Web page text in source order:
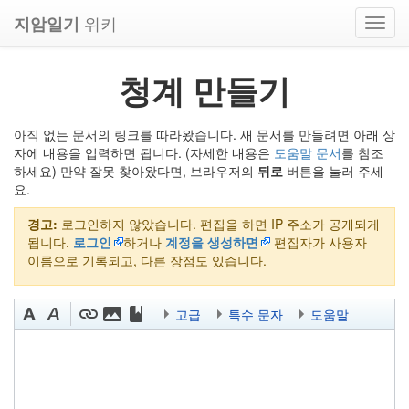
지암일기 위키
청계 만들기
아직 없는 문서의 링크를 따라왔습니다. 새 문서를 만들려면 아래 상
자에 내용을 입력하면 됩니다. (자세한 내용은 도움말 문서를 참조
하세요) 만약 잘못 찾아왔다면, 브라우저의 뒤로 버튼을 눌러 주세
요.
경고: 로그인하지 않았습니다. 편집을 하면 IP 주소가 공개되게
됩니다. 로그인 하거나 계정을 생성하면
편집자가 사용자
이름으로 기록되고, 다른 장점도 있습니다.
고급 특수 문자 도움말